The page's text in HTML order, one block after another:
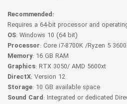
Recommended:
Requires a 64-bit processor and
OS: Windows 10 (64 bit)
Processor: Core i7-8700K /Ryzen 5
Memory: 16 GB RAM
Graphics: RTX 3050/ AMD 5600xt
DirectX: Version 12
Storage: 10 GB available space
Sound Card: Integrated or dedicated